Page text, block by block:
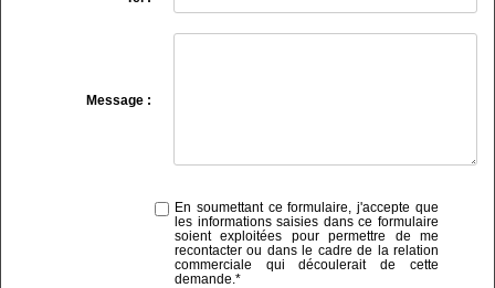
Message :
En soumettant ce formulaire, j'accepte que
les informations saisies dans ce formulaire
soient exploitées pour permettre de me
recontacter ou dans le cadre de la relation
commerciale qui découlerait de cette
demande.*